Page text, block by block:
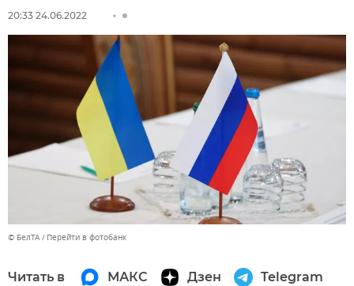
20:33 24.06.2022
© БелТА Перейти в фотобанк
Читать в МАКС Дзен Telegram